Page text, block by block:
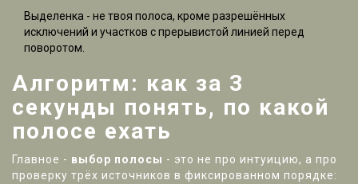
Выделенка - не твоя полоса, кроме разрешённых
исключений и участков с прерывистой линией перед
поворотом.
Алгоритм: как за 3
секунды понять, по какой
полосе ехать
Главное - выбор полосы - это не про интуицию, а про
проверку трёх источников в фиксированном порядке: